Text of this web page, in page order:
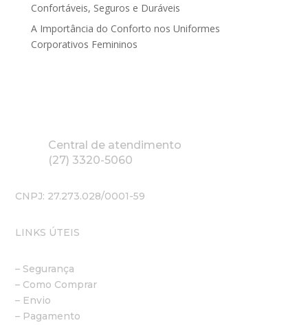
Confortáveis, Seguros e Duráveis
A Importância do Conforto nos Uniformes
Corporativos Femininos
Central de atendimento
(27) 3320-5060
CNPJ: 27.273.028/0001-59
LINKS ÚTEIS
– Segurança
– Como Comprar
– Envio
– Pagamento